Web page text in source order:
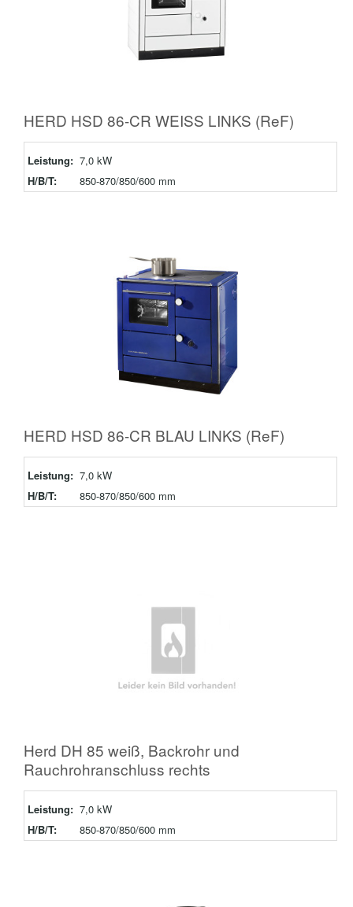
HERD HSD 86-CR WEISS LINKS (ReF)
Leistung: 7,0 kW
H/B/T:
850-870/850/600 mm
HERD HSD 86-CR BLAU LINKS (ReF)
Leistung: 7,0 kW
H/B/T:
850-870/850/600 mm
Herd DH 85 weiß, Backrohr und
Rauchrohranschluss rechts
Leistung: 7,0 kW
H/B/T:
850-870/850/600 mm